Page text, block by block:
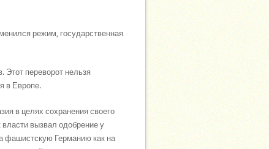
режим, государственная
Этот переворот нельзя
в Европе.
в целях сохранения своего
вызвал одобрение у
фашистскую Германию как на